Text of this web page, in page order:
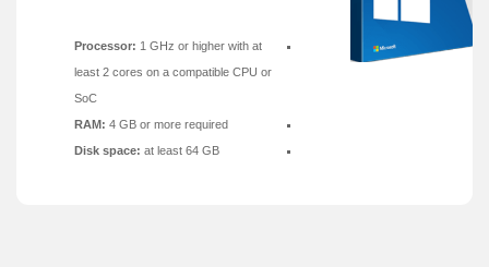
Processor: 1 GHz or higher with at
least 2 cores on a compatible CPU or
SoC
RAM: 4 GB or more required
Disk space: at least 64 GB